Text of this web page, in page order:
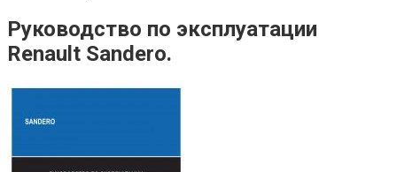
Руководство по эксплуатации
Renault Sandero.